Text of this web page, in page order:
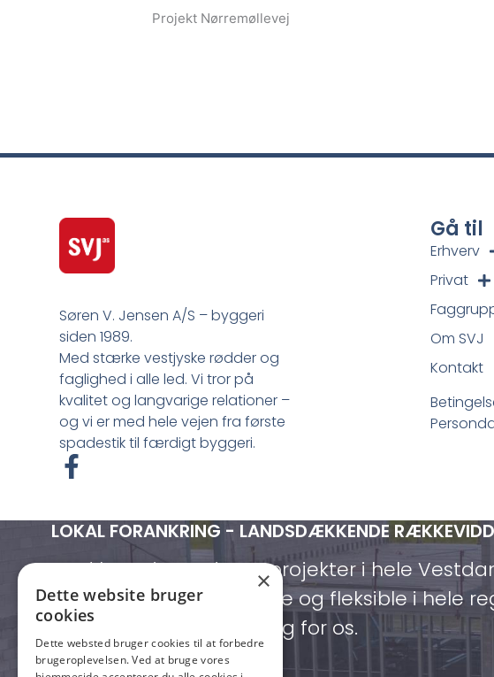
Projekt Nørremøllevej
Søren V. Jensen A/S – byggeri
siden 1989.
Med stærke vestjyske rødder og
faglighed i alle led. Vi tror på
kvalitet og langvarige relationer –
og vi er med hele vejen fra første
spadestik til færdigt byggeri.
F
c
e
b
o
o
k
-
Gå til
Erhverv
Privat
Om SVJ
Kontakt
LOKAL FORANKRING - LANDSDÆKKENDE
Med base i Lemvig og projekter i hele
vi både lokalt forankrede og fleksible i hele
kommer, når du har brug for os.
×
Dette website bruger
cookies
Dette websted bruger cookies til at forbedre
brugeroplevelsen. Ved at bruge vores